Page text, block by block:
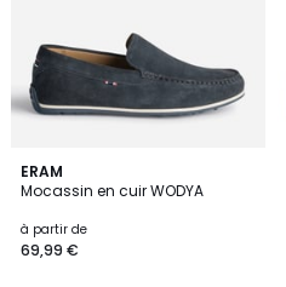
ERAM
Mocassin en cuir WODYA
à partir de
69,99 €
2
Couleurs